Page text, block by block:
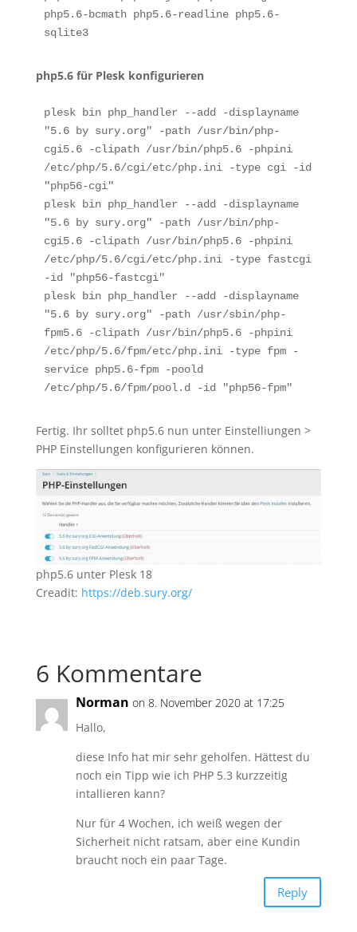
php5.6-bcmath php5.6-readline php5.6-
sqlite3
php5.6 für Plesk konfigurieren
plesk bin php_handler --add -displayname
"5.6 by sury.org" -path /usr/bin/php-
cgi5.6 -clipath /usr/bin/php5.6 -phpini
/etc/php/5.6/cgi/etc/php.ini -type cgi -id
"php56-cgi"
plesk bin php_handler --add -displayname
"5.6 by sury.org" -path /usr/bin/php-
cgi5.6 -clipath /usr/bin/php5.6 -phpini
/etc/php/5.6/cgi/etc/php.ini -type fastcgi
-id "php56-fastcgi"
plesk bin php_handler --add -displayname
"5.6 by sury.org" -path /usr/sbin/php-
fpm5.6 -clipath /usr/bin/php5.6 -phpini
/etc/php/5.6/fpm/etc/php.ini -type fpm -
service php5.6-fpm -poold
/etc/php/5.6/fpm/pool.d -id "php56-fpm"
Fertig. Ihr solltet php5.6 nun unter Einstelliungen >
PHP Einstellungen konfigurieren können.
php5.6 unter Plesk 18
Creadit: https://deb.sury.org/
6 Kommentare
Norman on 8. November 2020 at 17:25
Hallo,
diese Info hat mir sehr geholfen. Hättest du
noch ein Tipp wie ich PHP 5.3 kurzzeitig
intallieren kann?
Nur für 4 Wochen, ich weiß wegen der
Sicherheit nicht ratsam, aber eine Kundin
braucht noch ein paar Tage.
Reply